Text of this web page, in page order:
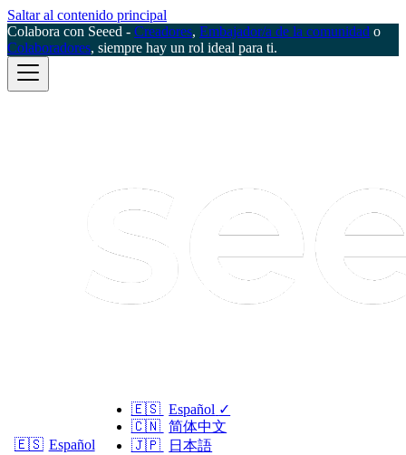
Saltar al contenido principal
Colabora con Seeed - Creadores, Embajador/a de la comunidad o
Colaboradores, siempre hay un rol ideal para ti.
🇪🇸 Español
🇪🇸 Español ✓
🇨🇳 简体中文
🇯🇵
日本語